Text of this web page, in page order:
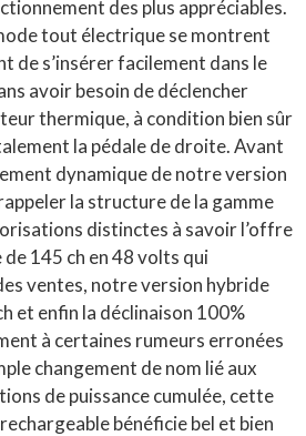
des plus appréciables.
tout électrique se montrent
de s’insérer facilement dans le
avoir besoin de déclencher
thermique, à condition bien sûr
la pédale de droite. Avant
dynamique de notre version
la structure de la gamme
distinctes à savoir l’offre
145 ch en 48 volts qui
ventes, notre version hybride
et enfin la déclinaison 100%
à certaines rumeurs erronées
changement de nom lié aux
de puissance cumulée, cette
bénéficie bel et bien